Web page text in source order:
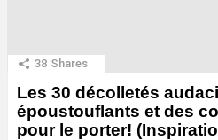
38 Shares
Les 30 décolletés
époustouflants et des
pour le porter!